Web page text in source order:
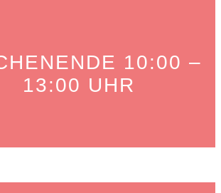
10:00 –
13:00 UHR